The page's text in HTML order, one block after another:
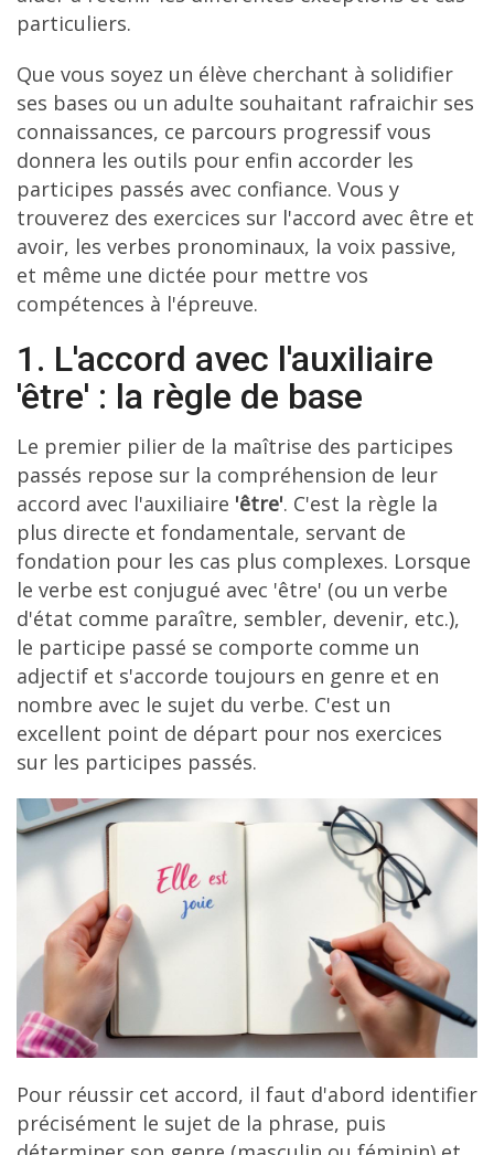
particuliers.
Que vous soyez un élève cherchant à solidifier
ses bases ou un adulte souhaitant rafraichir ses
connaissances, ce parcours progressif vous
donnera les outils pour enfin accorder les
participes passés avec confiance. Vous y
trouverez des exercices sur l'accord avec être et
avoir, les verbes pronominaux, la voix passive,
et même une dictée pour mettre vos
compétences à l'épreuve.
1. L'accord avec l'auxiliaire
'être' : la règle de base
Le premier pilier de la maîtrise des participes
passés repose sur la compréhension de leur
accord avec l'auxiliaire 'être'. C'est la règle la
plus directe et fondamentale, servant de
fondation pour les cas plus complexes. Lorsque
le verbe est conjugué avec 'être' (ou un verbe
d'état comme paraître, sembler, devenir, etc.),
le participe passé se comporte comme un
adjectif et s'accorde toujours en genre et en
nombre avec le sujet du verbe. C'est un
excellent point de départ pour nos exercices
sur les participes passés.
Pour réussir cet accord, il faut d'abord identifier
précisément le sujet de la phrase, puis